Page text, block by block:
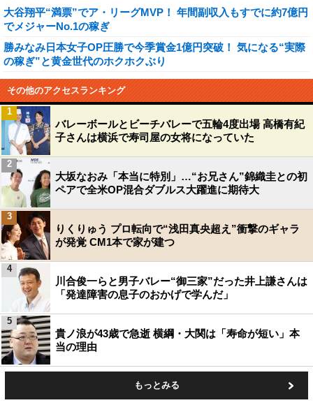
大谷翔平“満票”でア・リーグMVP！ 年間副収入もすでに約7億円
でメジャーNo.1の稼ぎ
勝みなみ日本女子OP圧勝で今季賞金1億円突破！ 気になる“実際
の稼ぎ”と黄金世代のホクホクぶり
その他のアクセスランキング
バレーボールとビーチバレーで五輪4度出場 高橋有紀
子さんは横浜で寿司屋の女将になっていた
1
大坂なおみ「本当に特別」…“お兄さん”錦織圭との初
ペアで全米OP混合ダブルス大躍進に期待大
2
りくりゅう プロ転向で“浅田真央超え”衝撃のギャラ
が発覚 CM1本で家が建つ
3
川合俊一らと男子バレー“御三家”だった井上謙さんは
「発達障害の息子のおかげで学んだ」
4
貴ノ浪が43歳で急逝 横綱・大関は「寿命が短い」本
当の理由
5
もっとみる